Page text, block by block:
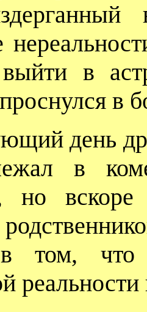
в
в
день
в
но вскоре
том, что
реальности